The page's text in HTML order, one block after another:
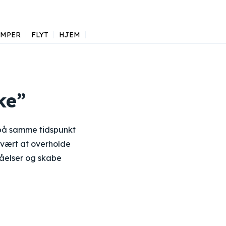
FLYT HJEM
samme tidspunkt
at overholde
og skabe